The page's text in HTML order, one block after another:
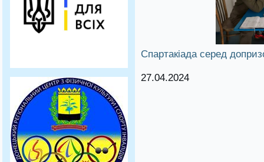
Спартакіада серед
27.04.2024